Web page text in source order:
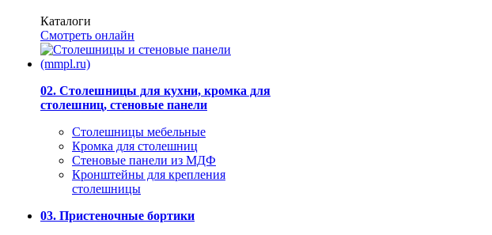
Каталоги
Смотреть онлайн
02. Столешницы для кухни, кромка для
столешниц, стеновые панели
Столешницы мебельные
Кромка для столешниц
Стеновые панели из МДФ
Кронштейны для крепления
столешницы
03. Пристеночные бортики